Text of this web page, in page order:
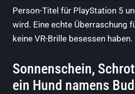
Person-Titel für PlayStation 5
wird. Eine echte Überraschung
keine VR-Brille besessen haben.
Sonnenschein,
ein Hund namens